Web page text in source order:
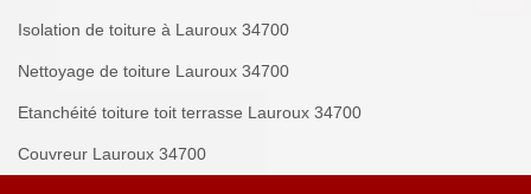
Isolation de toiture à Lauroux 34700
Nettoyage de toiture Lauroux 34700
Etanchéité toiture toit terrasse Lauroux 34700
Couvreur Lauroux 34700